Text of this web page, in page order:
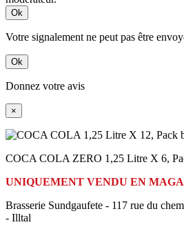
Ok
Votre signalement ne peut pas être
Ok
Donnez votre avis
×
COCA COLA ZERO 1,25 Litre X 6,
UNIQUEMENT VENDU EN
Brasserie Sundgaufete - 117 rue du
- Illtal